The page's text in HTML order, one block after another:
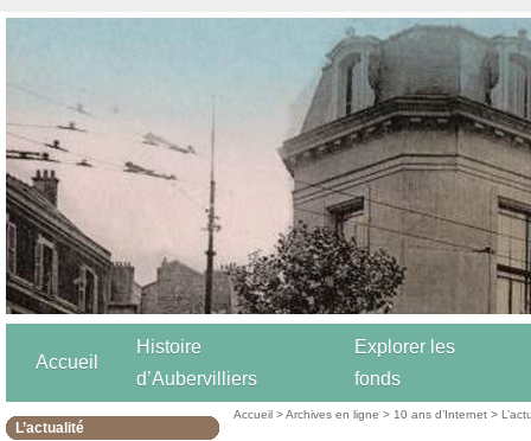
Accueil
Histoire
d’Aubervilliers
Explorer les
fonds
L’actualité
Accueil >Archives en ligne > 10 ans d’Internet >